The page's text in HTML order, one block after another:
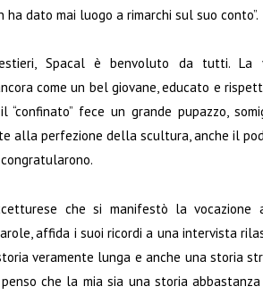
dato mai luogo a rimarchi sul suo conto”.
Spacal è benvoluto da tutti. La
come un bel giovane, educato e
“confinato” fece un grande pupazzo,
alla perfezione della scultura, anche il
che si manifestò la vocazione
affida i suoi ricordi a una intervista
veramente lunga e anche una storia
che la mia sia una storia abbastanza